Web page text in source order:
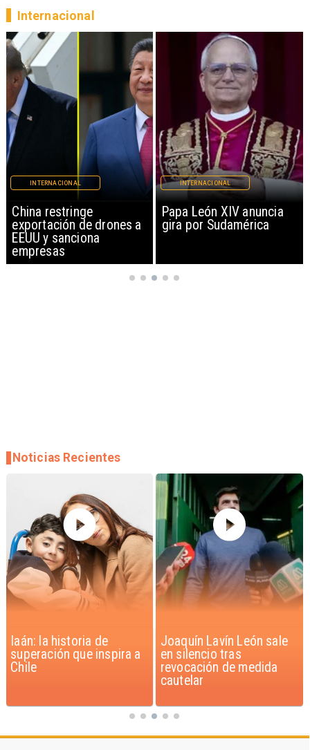
China restringe
exportación de drones a
EEUU y sanciona
empresas
INTERNACIONAL
Papa León XIV anuncia
gira por Sudamérica
INTERNACIONAL
Internacional
Iaán: la historia de
superación que inspira a
Chile
Joaquín Lavín León sale
en silencio tras
revocación de medida
cautelar
Noticias Recientes